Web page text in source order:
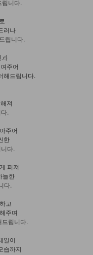
니다.
러나
립니다.
과
주어
해드립니다.
져
.
주어
한
다.
퍼져
늘한
다.
고
주며
립니다.
일이
습까지